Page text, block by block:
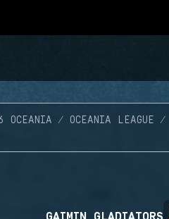
OCEANIA OCEANIA LEAGUE